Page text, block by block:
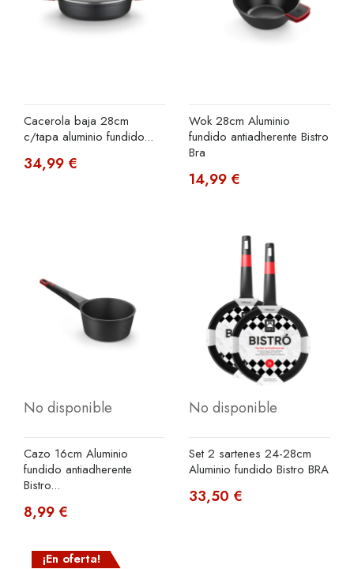
Cacerola baja 28cm
c/tapa aluminio fundido...
34,99 €
Wok 28cm Aluminio
fundido antiadherente Bistro
Bra
14,99 €
No disponible
Cazo 16cm Aluminio
fundido antiadherente
Bistro...
8,99 €
No disponible
Set 2 sartenes 24-28cm
Aluminio fundido Bistro BRA
33,50 €
¡En oferta!